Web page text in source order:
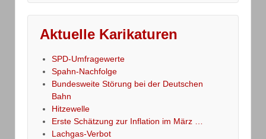
Aktuelle Karikaturen
SPD-Umfragewerte
Spahn-Nachfolge
Bundesweite Störung bei der Deutschen
Bahn
Hitzewelle
Erste Schätzung zur Inflation im März …
Lachgas-Verbot